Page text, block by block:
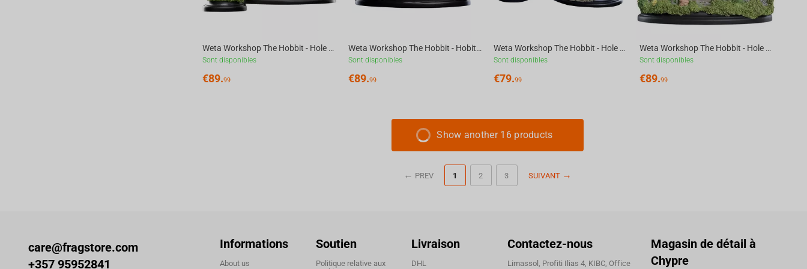
Weta Workshop The Hobbit - Hole 2A Hill Lane Environment
Sont disponibles
€89.99
Weta Workshop The Hobbit - Hobit 35 Bagshot Row Christmas Environment
Sont disponibles
€89.99
Weta Workshop The Hobbit - Hole 5 Hill Lane Environment
Sont disponibles
€79.99
Weta Workshop The Hobbit - Hole 16 Bagshot Row Chimney Environment
Sont disponibles
€89.99
Show another 16 products
PREV 1 2 3 SUIVANT
care@fragstore.com
+357 95952841
Informations
About us
Soutien
Politique relative aux
Livraison
DHL
Contactez-nous
Limassol, Profiti Ilias 4, KIBC, Office
Magasin de détail à
Chypre